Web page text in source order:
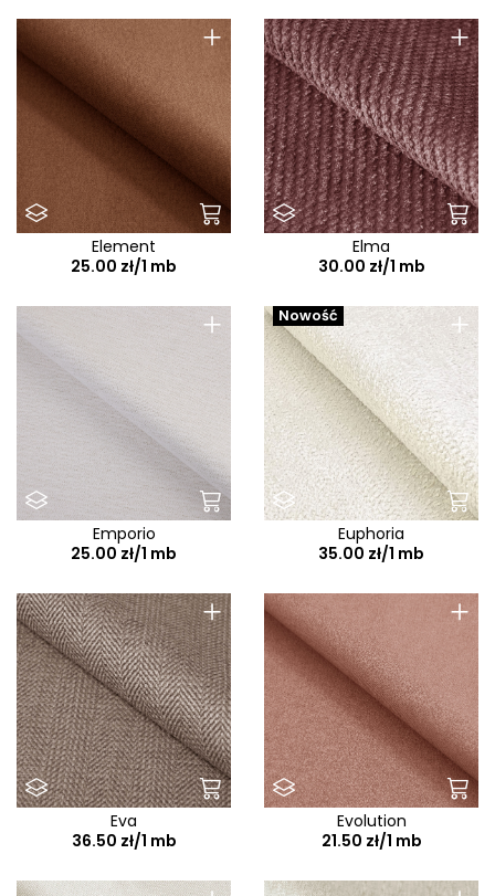
+
Element
25.00 zł/1 mb
+
Elma
30.00 zł/1 mb
+
Emporio
25.00 zł/1 mb
+
Nowość
Euphoria
35.00 zł/1 mb
+
Eva
36.50 zł/1 mb
+
Evolution
21.50 zł/1 mb